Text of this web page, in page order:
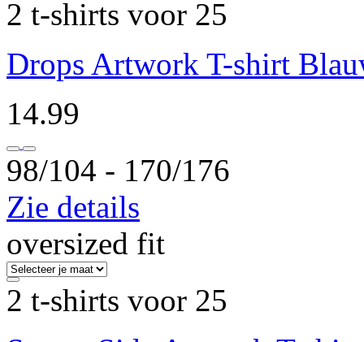
2 t-shirts voor 25
Drops Artwork T-shirt
14.99
98/104 ‐ 170/176
Zie details
oversized fit
2 t-shirts voor 25